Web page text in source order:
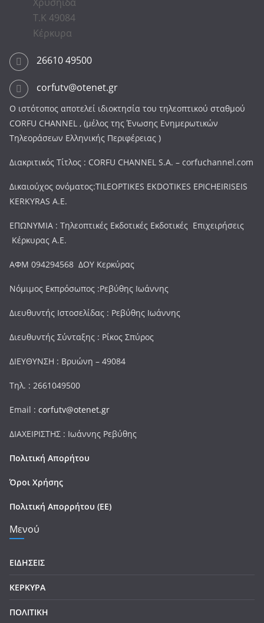
Τ.Κ 49084
Κέρκυρα
26610 49500
corfutv@otenet.gr
Ο ιστότοπος αποτελεί ιδιοκτησία του τηλεοπτικού σταθμού
CORFU CHANNEL , (μέλος της Ένωσης Ενημερωτικών
Τηλεοράσεων Ελληνικής Περιφέρειας )
Διακριτικός Τίτλος : CORFU CHANNEL S.A. – corfuchannel.com
Δικαιούχος ονόματος:TILEOPTIKES EKDOTIKES EPICHEIRISEIS
KERKYRAS A.E.
ΕΠΩΝΥΜΙΑ : Τηλεοπτικές Εκδοτικές Εκδοτικές Επιχειρήσεις
Κέρκυρας Α.Ε.
ΑΦΜ 094294568 ΔΟΥ Κερκύρας
Νόμιμος Εκπρόσωπος :Ρεβύθης Ιωάννης
Διευθυντής Ιστοσελίδας : Ρεβύθης Ιωάννης
Διευθυντής Σύνταξης : Ρίκος Σπύρος
ΔΙΕΥΘΥΝΣΗ : Βρυώνη – 49084
Τηλ. : 2661049500
Email : corfutv@otenet.gr
ΔΙΑΧΕΙΡΙΣΤΗΣ : Ιωάννης Ρεβύθης
Πολιτική Απορήτου
Όροι Χρήσης
Πολιτική Απορρήτου (ΕΕ)
Μενού
ΕΙΔΗΣΕΙΣ
ΚΕΡΚΥΡΑ
ΠΟΛΙΤΙΚΗ